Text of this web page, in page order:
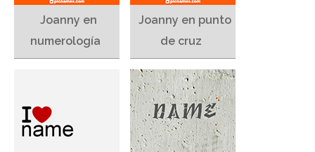
Joanny en
numerología
Joanny en punto
de cruz